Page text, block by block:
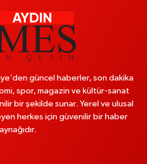
güncel haberler, son dakika
spor, magazin ve kültür-sanat
bir şekilde sunar. Yerel ve ulusal
herkes için güvenilir bir haber